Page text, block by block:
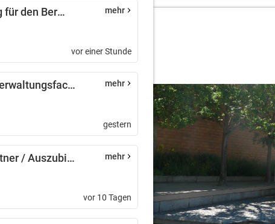
Techniker Systemführung für den Bereich „Netzbetrieb Strom“ (m/w/d) mehr
vor einer Stunde
Ausbildungsstelle zum Verwaltungsfachangestellten (m/w/d) mehr
gestern
Auszubildenden zum Gärtner / Auszubildende zur Gärtnerin – Fachrichtung Garten- und Landschaftsbau – (m/w/d) mehr
vor 10 Tagen